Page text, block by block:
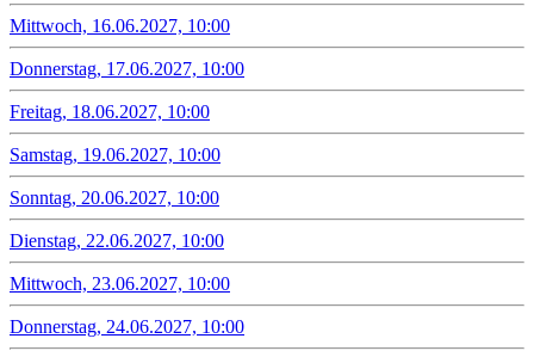
Mittwoch, 16.06.2027, 10:00
Donnerstag, 17.06.2027, 10:00
Freitag, 18.06.2027, 10:00
Samstag, 19.06.2027, 10:00
Sonntag, 20.06.2027, 10:00
Dienstag, 22.06.2027, 10:00
Mittwoch, 23.06.2027, 10:00
Donnerstag, 24.06.2027, 10:00